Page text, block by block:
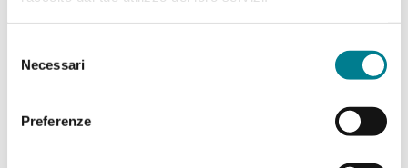
delNecessari
Preferenze